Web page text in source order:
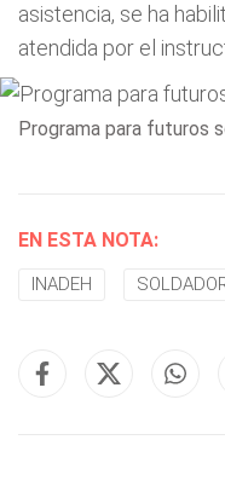
asistencia, se ha
atendida por el
Programa para futuros
EN ESTA NOTA:
INADEH